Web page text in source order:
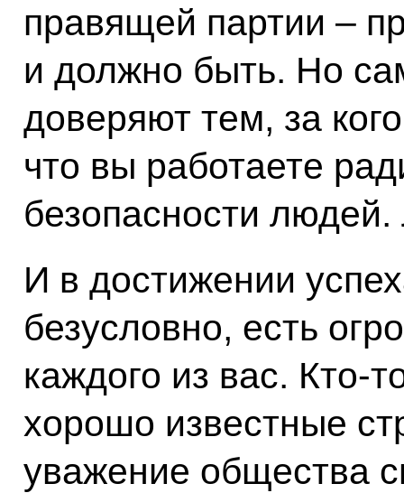
правящей партии –
и должно быть. Но
доверяют тем, за
что вы работаете
безопасности
И в достижении
безусловно, есть
каждого из вас. Кто-
хорошо известные
уважение общества